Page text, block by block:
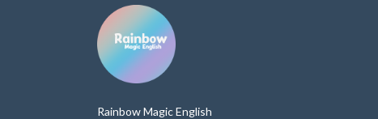
Rainbow Magic English